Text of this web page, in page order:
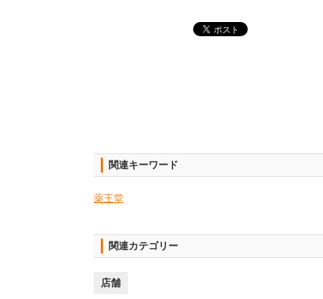
関連キーワード
薬王堂
関連カテゴリー
店舗